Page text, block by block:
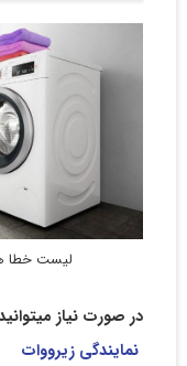
لیست خطا
در صورت نیاز
نمایندگی زیرووات